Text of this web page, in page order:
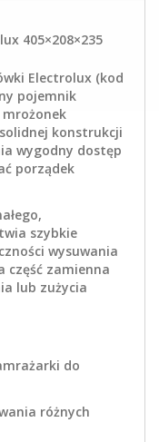
405×208×235
Electrolux (kod
pojemnik
konstrukcji
wygodny dostęp
porządek
szybkie
wysuwania
część zamienna
lub zużycia
do
różnych